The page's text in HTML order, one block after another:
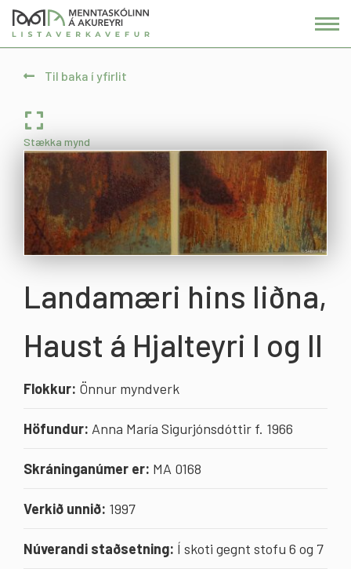
Fara
í
Til baka í yfirlit
Stækka mynd
Landamæri hins liðna,
Haust á Hjalteyri I og II
Flokkur: Önnur myndverk
Höfundur: Anna María Sigurjónsdóttir f. 1966
Skráninganúmer er: MA 0168
Verkið unnið: 1997
Núverandi staðsetning: Í skoti gegnt stofu 6 og 7